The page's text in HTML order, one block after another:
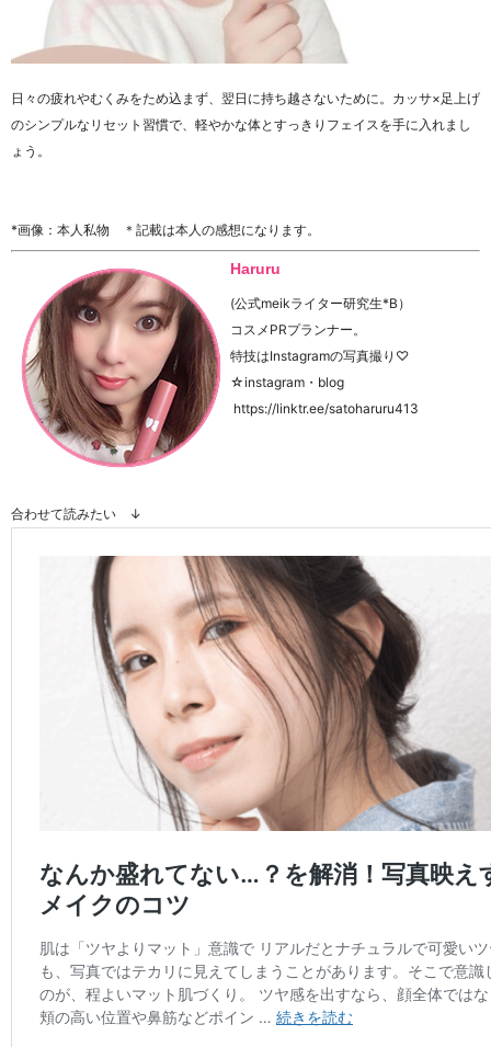
日々の疲れやむくみをため込まず、翌日に持ち越さないために。カッサ×足上げ
のシンプルなリセット習慣で、軽やかな体とすっきりフェイスを手に入れまし
ょう。
*画像：本人私物 ＊記載は本人の感想になります。
Haruru
(公式meikライター研究生*B）
コスメPRプランナー。
特技はInstagramの写真撮り♡
☆instagram・blog
https://linktr.ee/satoharuru413
合わせて読みたい ↓